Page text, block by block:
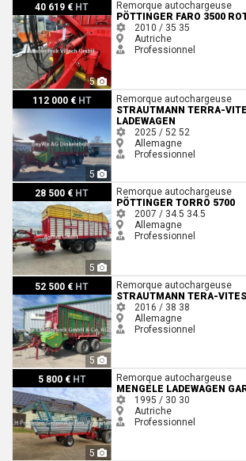
40 619 € HT
5
Pöttinger FARO 3500 RotomaticRemorque autochargeuse
PÖTTINGER FARO 3500
2010 / 35 35
Autriche
Professionnel
112 000 € HT
5
Strautmann Terra-Vitesse 5201 Ladewagen
Remorque autochargeuse
STRAUTMANN TERRA-
LADEWAGEN
2025 / 52 52
Allemagne
Professionnel
28 500 € HT
5
Pöttinger Torro 5700
Remorque autochargeuse
PÖTTINGER TORRO 5700
2007 / 34.5 34.5
Allemagne
Professionnel
52 500 € HT
5
Strautmann Tera-Vitesse CFS 4201 DC
Remorque autochargeuse
STRAUTMANN TERA-
2016 / 38 38
Allemagne
Professionnel
5 800 € HT
5
Mengele Ladewagen Garant 532Remorque autochargeuse
MENGELE LADEWAGEN
1995 / 30 30
Autriche
Professionnel